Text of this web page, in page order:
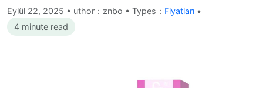
Eylül 22, 2025 • uthor：znbo • Types： Fiyatları •
4 minute read